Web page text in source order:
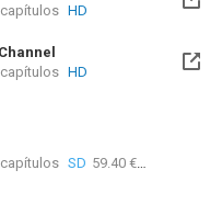
Jun 2027 (Quedan 10 meses)
HD
HD
SD 59.40 €